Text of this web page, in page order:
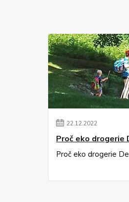
22.12.2022
Proč eko drogerie
Proč eko drogerie